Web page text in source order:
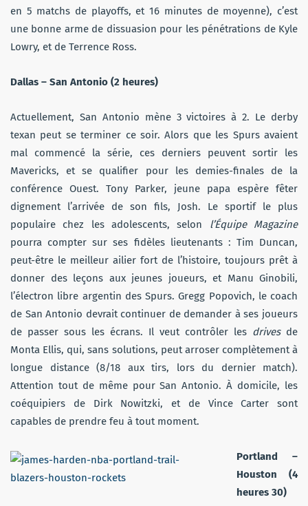
en 5 matchs de playoffs, et 16 minutes de moyenne), c’est
une bonne arme de dissuasion pour les pénétrations de Kyle
Lowry, et de Terrence Ross.
Dallas – San Antonio (2 heures)
Actuellement, San Antonio mène 3 victoires à 2. Le derby
texan peut se terminer ce soir. Alors que les Spurs avaient
mal commencé la série, ces derniers peuvent sortir les
Mavericks, et se qualifier pour les demies-finales de la
conférence Ouest. Tony Parker, jeune papa espère fêter
dignement l’arrivée de son fils, Josh. Le sportif le plus
populaire chez les adolescents, selon l’Équipe
Magazine
pourra compter sur ses fidèles lieutenants : Tim Duncan,
peut-être le meilleur ailier fort de l’histoire, toujours prêt à
donner des leçons aux jeunes joueurs, et Manu Ginobili,
l’électron libre argentin des Spurs. Gregg Popovich, le coach
de San Antonio devrait continuer de demander à ses joueurs
de passer sous les écrans. Il veut contrôler les drivesde
Monta Ellis, qui, sans solutions, peut arroser complètement à
longue distance (8/18 aux tirs, lors du dernier match).
Attention tout de même pour San Antonio. À domicile, les
coéquipiers de Dirk Nowitzki, et de Vince Carter sont
capables de prendre feu à tout moment.
Portland –
Houston (4
heures 30)